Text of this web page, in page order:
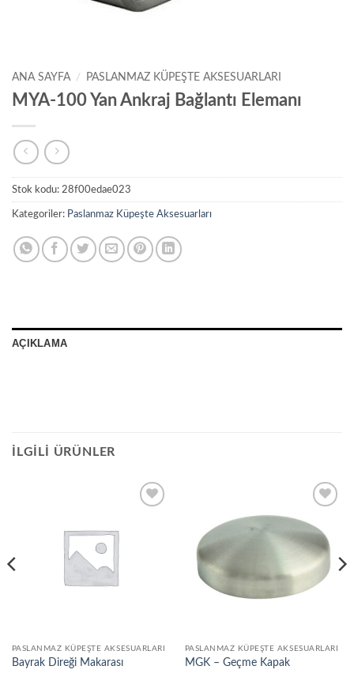
ANA SAYFA / PASLANMAZ KÜPEŞTE AKSESUARLARI
MYA-100 Yan Ankraj Bağlantı Elemanı
Stok kodu: 28f00edae023
Kategoriler: Paslanmaz Küpeşte Aksesuarları
AÇIKLAMA
İLGILI ÜRÜNLER
PASLANMAZ KÜPEŞTE AKSESUARLARI
Bayrak Direği Makarası
wishlist
PASLANMAZ KÜPEŞTE AKSESUARLARI
MGK – Geçme Kapak